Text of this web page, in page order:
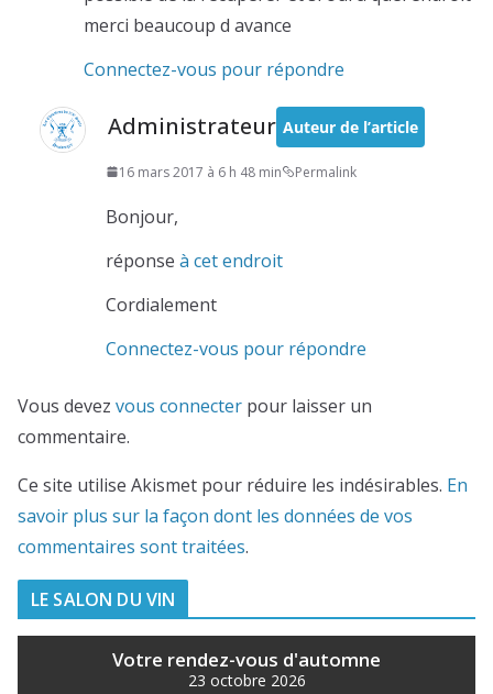
merci beaucoup d avance
Connectez-vous pour répondre
Administrateur Auteur de l’article
16 mars 2017 à 6 h 48 min Permalink
Bonjour,
réponse à cet endroit
Cordialement
Connectez-vous pour répondre
Vous devez vous connecter pour laisser un
commentaire.
Ce site utilise Akismet pour réduire les indésirables. En
savoir plus sur la façon dont les données de vos
commentaires sont traitées.
LE SALON DU VIN
Votre rendez-vous d'automne
23 octobre 2026